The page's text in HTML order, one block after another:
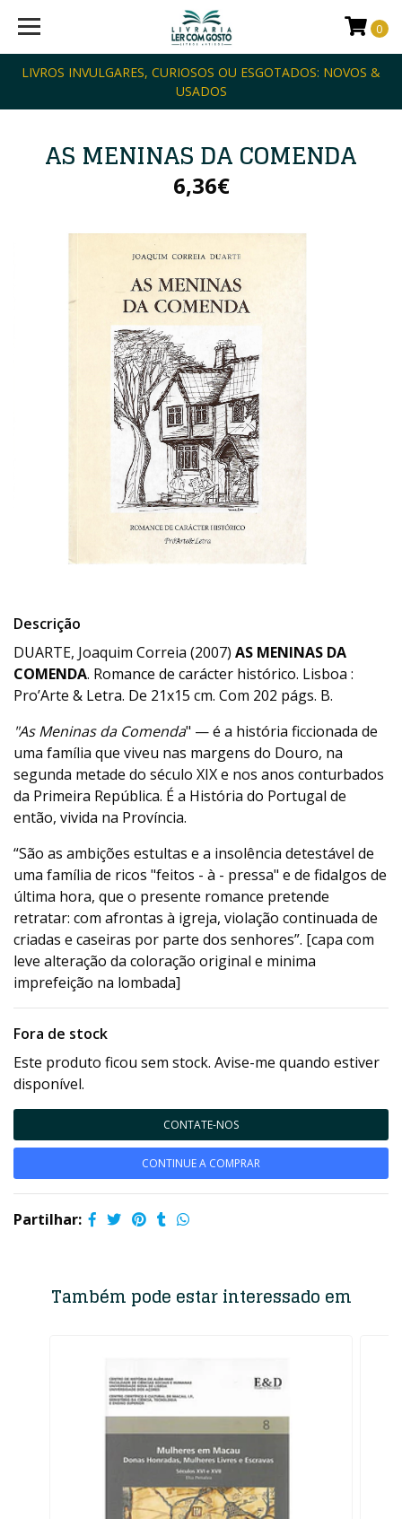
LIVROS INVULGARES, CURIOSOS OU ESGOTADOS: NOVOS &
USADOS
0
AS MENINAS DA COMENDA
6,36€
Descrição
DUARTE, Joaquim Correia (2007) AS MENINAS DA
COMENDA. Romance de carácter histórico. Lisboa :
Pro’Arte & Letra. De 21x15 cm. Com 202 págs. B.
"As Meninas da Comenda" — é a história ficcionada de
uma família que viveu nas margens do Douro, na
segunda metade do século XIX e nos anos conturbados
da Primeira República. É a História do Portugal de
então, vivida na Província.
“São as ambições estultas e a insolência detestável de
uma família de ricos "feitos - à - pressa" e de fidalgos de
última hora, que o presente romance pretende
retratar: com afrontas à igreja, violação continuada de
criadas e caseiras por parte dos senhores”. [capa com
leve alteração da coloração original e minima
imprefeição na lombada]
Fora de stock
Este produto ficou sem stock. Avise-me quando estiver
disponível.
CONTATE-NOS
CONTINUE A COMPRAR
Partilhar:
Também pode estar interessado em